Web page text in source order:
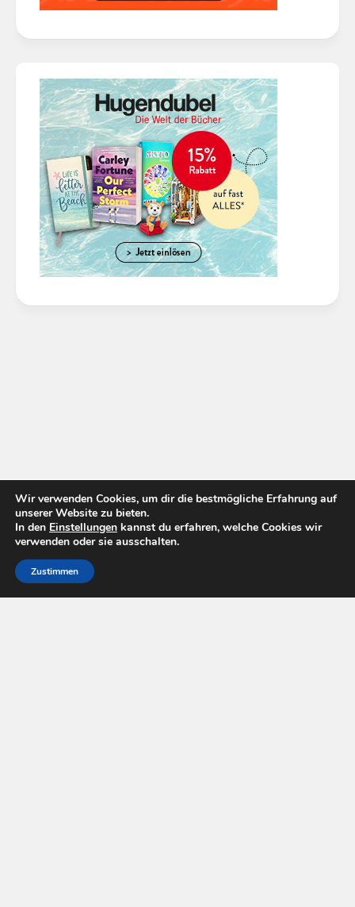
Wir verwenden Cookies, um dir die bestmögliche Erfahrung auf
unserer Website zu bieten.
In den Einstellungen kannst du erfahren, welche Cookies wir
verwenden oder sie ausschalten.
Zustimmen